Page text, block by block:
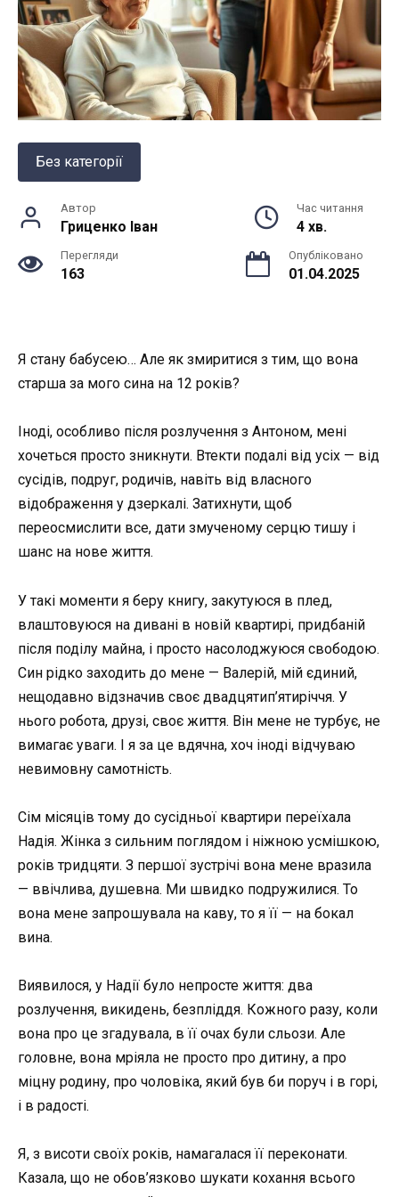
Без категорії
Автор
Гриценко Іван
Час читання
4 хв.
Перегляди
163
Опубліковано
01.04.2025
Я стану бабусею… Але як змиритися з тим, що вона
старша за мого сина на 12 років?
Іноді, особливо після розлучення з Антоном, мені
хочеться просто зникнути. Втекти подалі від усіх — від
сусідів, подруг, родичів, навіть від власного
відображення у дзеркалі. Затихнути, щоб
переосмислити все, дати змученому серцю тишу і
шанс на нове життя.
У такі моменти я беру книгу, закутуюся в плед,
влаштовуюся на дивані в новій квартирі, придбаній
після поділу майна, і просто насолоджуюся свободою.
Син рідко заходить до мене — Валерій, мій єдиний,
нещодавно відзначив своє двадцятип’ятиріччя. У
нього робота, друзі, своє життя. Він мене не турбує, не
вимагає уваги. І я за це вдячна, хоч іноді відчуваю
невимовну самотність.
Сім місяців тому до сусідньої квартири переїхала
Надія. Жінка з сильним поглядом і ніжною усмішкою,
років тридцяти. З першої зустрічі вона мене вразила
— ввічлива, душевна. Ми швидко подружилися. То
вона мене запрошувала на каву, то я її — на бокал
вина.
Виявилося, у Надії було непросте життя: два
розлучення, викидень, безпліддя. Кожного разу, коли
вона про це згадувала, в її очах були сльози. Але
головне, вона мріяла не просто про дитину, а про
міцну родину, про чоловіка, який був би поруч і в горі,
і в радості.
Я, з висоти своїх років, намагалася її переконати.
Казала, що не обов’язково шукати кохання всього